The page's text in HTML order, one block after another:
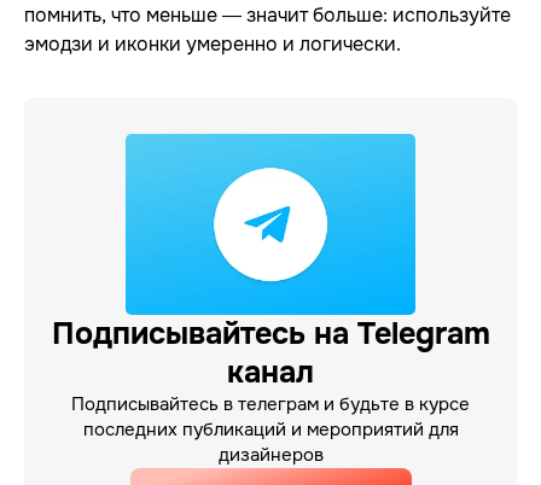
помнить, что меньше — значит больше: используйте
эмодзи и иконки умеренно и логически.
Подписывайтесь на Telegram
канал
Подписывайтесь в телеграм и будьте в курсе
последних публикаций и мероприятий для
дизайнеров